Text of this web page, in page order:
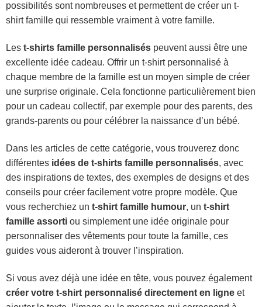
possibilités sont nombreuses et permettent de créer un t-
shirt famille qui ressemble vraiment à votre famille.
Les t-shirts famille personnalisés peuvent aussi être une
excellente idée cadeau. Offrir un t-shirt personnalisé à
chaque membre de la famille est un moyen simple de créer
une surprise originale. Cela fonctionne particulièrement bien
pour un cadeau collectif, par exemple pour des parents, des
grands-parents ou pour célébrer la naissance d’un bébé.
Dans les articles de cette catégorie, vous trouverez donc
différentes idées de t-shirts famille personnalisés, avec
des inspirations de textes, des exemples de designs et des
conseils pour créer facilement votre propre modèle. Que
vous recherchiez un t-shirt famille humour, un t-shirt
famille assorti ou simplement une idée originale pour
personnaliser des vêtements pour toute la famille, ces
guides vous aideront à trouver l’inspiration.
Si vous avez déjà une idée en tête, vous pouvez également
créer votre t-shirt personnalisé directement en ligne et